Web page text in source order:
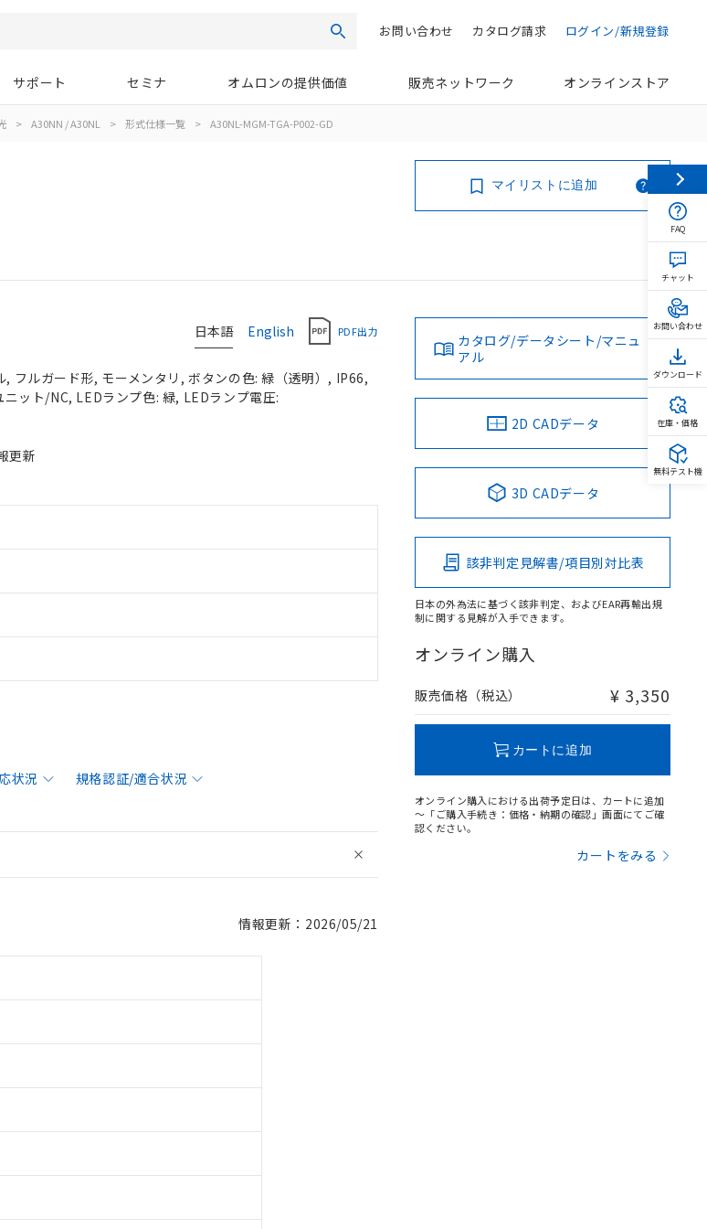
検索 ログイン/新規登録
カタログ請求
お問い合わせ
サポート セミナ オムロンの提供価値 販売ネットワーク オンラインストア
> A30NN / A30NL > 形式仕様一覧 > A30NL-MGM-TGA-P002-GD
マイリストに追加
日本語 English PDF出力
フルガード形, モーメンタリ, ボタンの色: 緑（透明）, IP66,
ット/NC, LEDランプ色: 緑, LEDランプ電圧:
更新
状況 規格認証/適合状況
情報更新：2026/05/21
カタログ/データシート/マニュ
アル
2D CADデータ
3D CADデータ
該非判定見解書/項目別対比表
日本の外為法に基づく該非判定、およびEAR再輸出規
制に関する見解が入手できます。
オンライン購入
販売価格（税込） ¥ 3,350
カートに追加
オンライン購入における出荷予定日は、カートに追加
～「ご購入手続き：価格・納期の確認」画面にてご確
認ください。
カートをみる
FAQ
チャット
お問い合わせ
ダウンロード
在庫・価格
無料テスト機